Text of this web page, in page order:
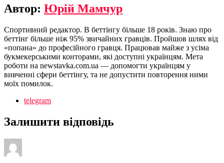
Автор: Юрій Мамчур
Спортивний редактор. В беттінгу більше 18 років. Знаю про
беттінг більше ніж 95% звичайних гравців. Пройшов шлях від
«попана» до професійного гравця. Працював майже з усіма
букмекерськими конторами, які доступні українцям. Мета
роботи на newstavka.com.ua — допомогти українцям у
вивченні сфери беттінгу, та не допустити повторення ними
моїх помилок.
telegram
Залишити відповідь